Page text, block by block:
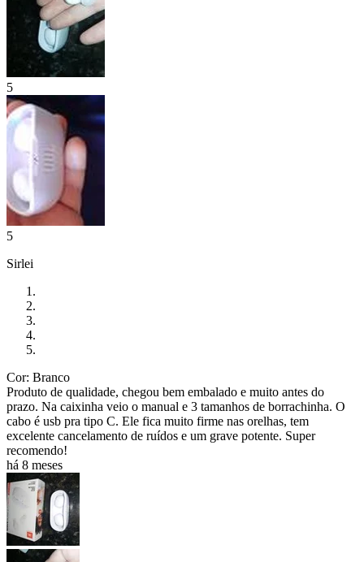
5
5
Sirlei
Cor: Branco
Produto de qualidade, chegou bem embalado e muito antes do
prazo. Na caixinha veio o manual e 3 tamanhos de borrachinha. O
cabo é usb pra tipo C. Ele fica muito firme nas orelhas, tem
excelente cancelamento de ruídos e um grave potente. Super
recomendo!
há 8 meses